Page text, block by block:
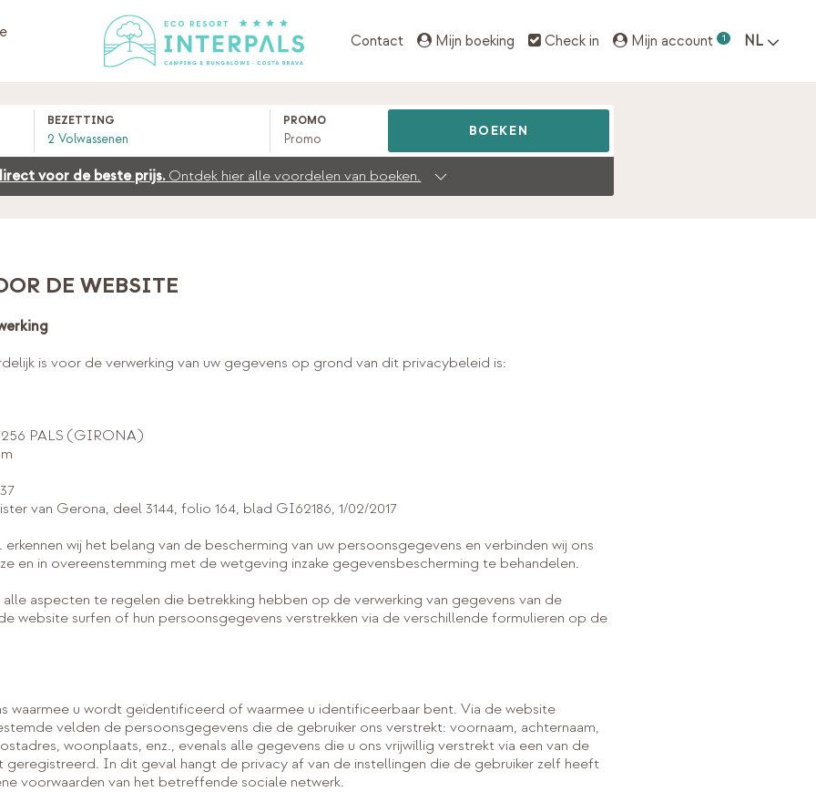
Contact Mijn boeking Check in Mijn account 1 NL
BEZETTING PROMO
BOEKEN
voor de beste prijs. Ontdek hier alle voordelen van boeken.
DE WEBSITE
is voor de verwerking van uw gegevens op grond van dit privacybeleid is:
PALS (GIRONA)
van Gerona, deel 3144, folio 164, blad GI62186, 1/02/2017
wij het belang van de bescherming van uw persoonsgegevens en verbinden wij ons
en in overeenstemming met de wetgeving inzake gegevensbescherming te behandelen.
aspecten te regelen die betrekking hebben op de verwerking van gegevens van de
website surfen of hun persoonsgegevens verstrekken via de verschillende formulieren op de
waarmee u wordt geïdentificeerd of waarmee u identificeerbaar bent. Via de website
velden de persoonsgegevens die de gebruiker ons verstrekt: voornaam, achternaam,
woonplaats, enz., evenals alle gegevens die u ons vrijwillig verstrekt via een van de
geregistreerd. In dit geval hangt de privacy af van de instellingen die de gebruiker zelf heeft
voorwaarden van het betreffende sociale netwerk.